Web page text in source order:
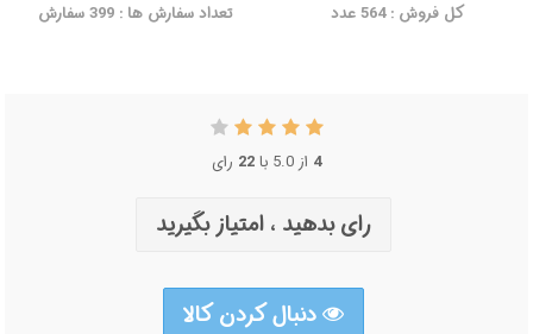
کل فروش : 564 عدد تعداد سفارش ها : 399 سفارش
4 از 5.0 با 22 رای
رای بدهید ، امتیاز بگیرید
دنبال کردن کالا